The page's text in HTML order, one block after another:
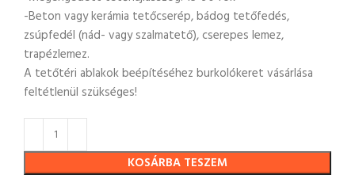
-Beton vagy kerámia tetőcserép, bádog tetőfedés,
zsúpfedél (nád- vagy szalmatető), cserepes lemez,
trapézlemez.
A tetőtéri ablakok beépítéséhez burkolókeret vásárlása
feltétlenül szükséges!
KOSÁRBA TESZEM